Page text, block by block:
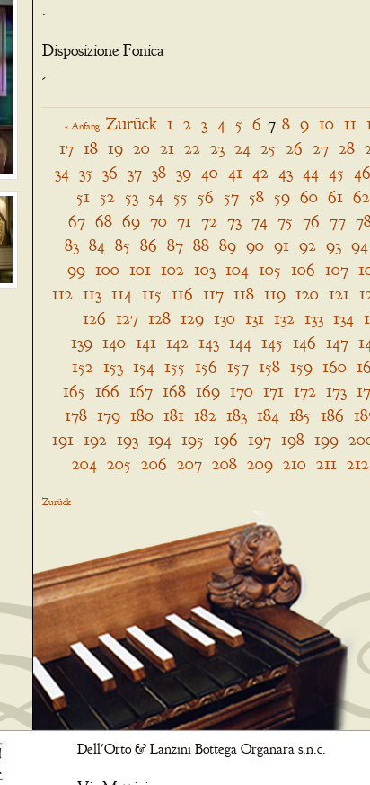
.
Disposizione Fonica
-
« Anfang Zurück 1 2 3 4 5 6 7 8 9 10 11
17 18 19 20 21 22 23 24 25 26 27 28
34 35 36 37 38 39 40 41 42 43 44 45 46
51 52 53 54 55 56 57 58 59 60 61 62
67 68 69 70 71 72 73 74 75 76 77
83 84 85 86 87 88 89 90 91 92 93 94
99 100 101 102 103 104 105 106 107
112 113 114 115 116 117 118 119 120 121
126 127 128 129 130 131 132 133 134
139 140 141 142 143 144 145 146 147
152 153 154 155 156 157 158 159 160
165 166 167 168 169 170 171 172 173
178 179 180 181 182 183 184 185 186
191 192 193 194 195 196 197 198 199
204 205 206 207 208 209 210 211 212
Zurück
Dell'Orto & Lanzini Bottega Organara s.n.c.